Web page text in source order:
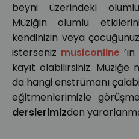
beyni üzerindeki
Müziğin olumlu
kendinizin veya
isterseniz musiconline ’ın
kayıt olabilirsiniz. Müziğe
da hangi enstrümanı
eğitmenlerimizle
derslerimizden